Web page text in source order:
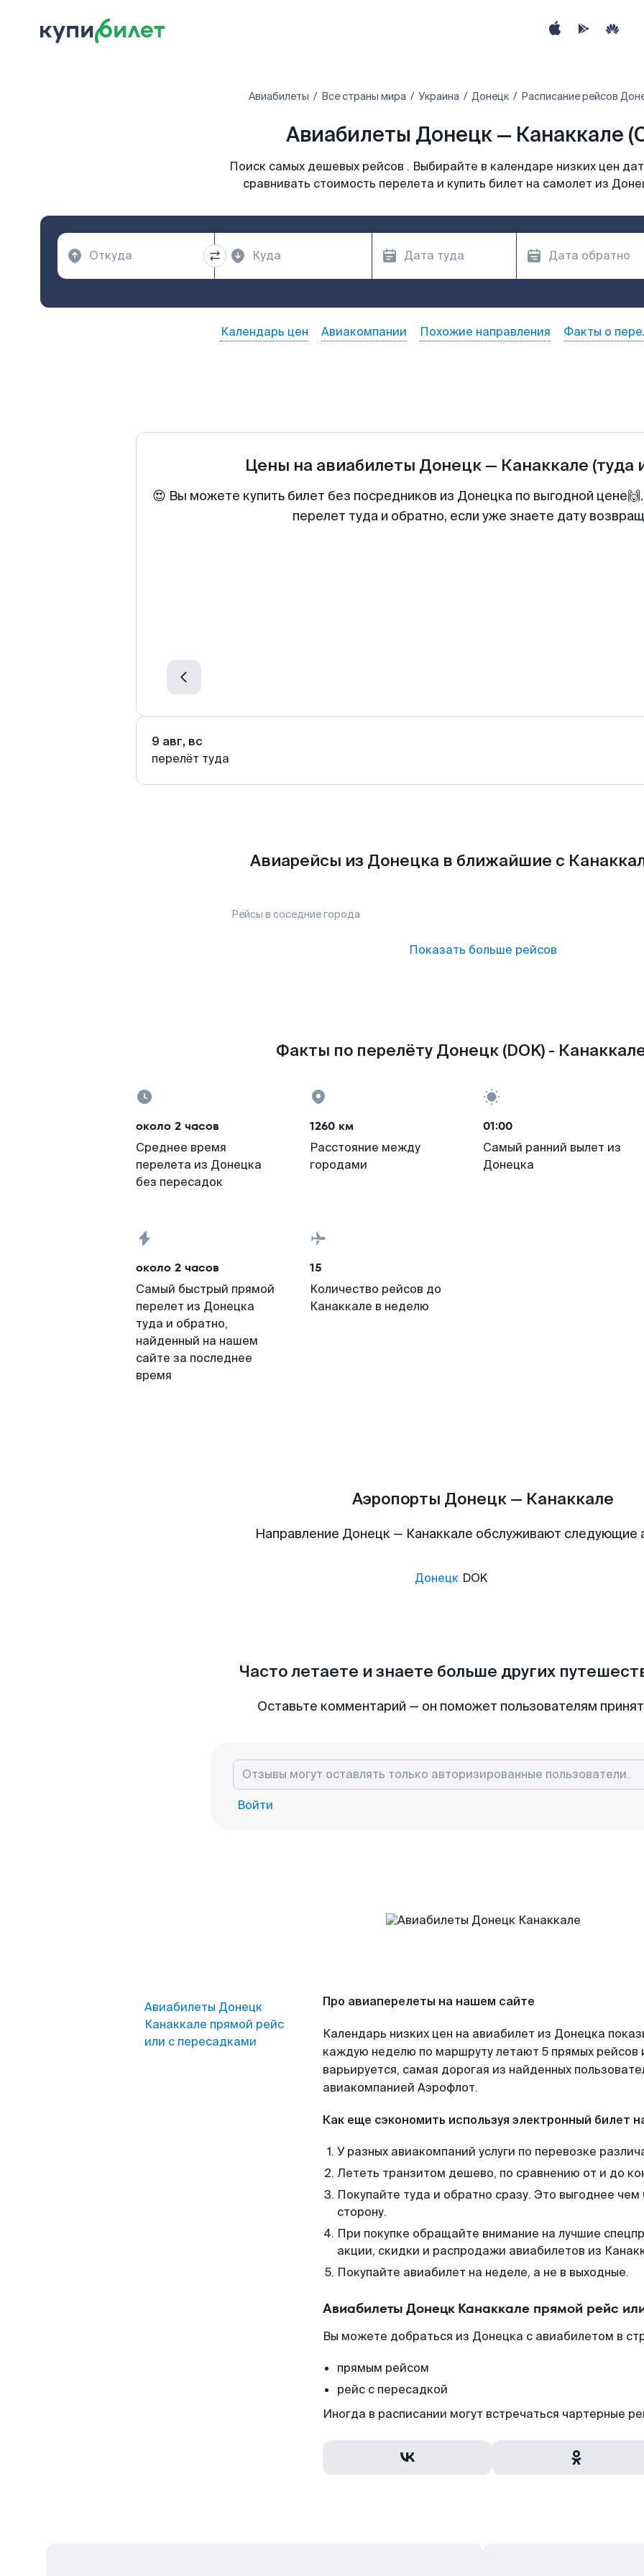
Авиабилеты Все страны мира Украина Донецк Расписание рейсов
Авиабилеты Донецк — Канаккале
Поиск самых дешевых рейсов . Выбирайте в календаре низких цен
сравнивать стоимость перелета и купить билет на самолет из
Календарь цен Авиакомпании Похожие направления Факты о
Цены на авиабилеты Донецк — Канаккале (туда
😍 Вы можете купить билет без посредников из Донецка по выгодной
перелет туда и обратно, если уже знаете дату
9 авг, вс
перелёт туда
Авиарейсы из Донецка в ближайшие с
Рейсы в соседние города
Показать больше рейсов
Факты по перелёту Донецк (DOK) -
около 2 часов
Среднее время
перелета из Донецка
без пересадок
1260 км
Расстояние между
городами
01:00
Самый ранний вылет из
Донецка
около 2 часов
Самый быстрый прямой
перелет из Донецка
туда и обратно,
найденный на нашем
сайте за последнее
время
15
Количество рейсов до
Канаккале в неделю
Аэропорты Донецк — Канаккале
Направление Донецк — Канаккале обслуживают следующие
Донецк DOK
Часто летаете и знаете больше других
Оставьте комментарий — он поможет пользователям
Войти
Авиабилеты Донецк
Канаккале прямой рейс
или с пересадками
Про авиаперелеты на нашем сайте
Календарь низких цен на авиабилет из Донецка
каждую неделю по маршруту летают 5 прямых рейсов
варьируется, самая дорогая из найденных
авиакомпанией Аэрофлот.
Как еще сэкономить используя электронный билет
У разных авиакомпаний услуги по перевозке
Лететь транзитом дешево, по сравнению от и до
Покупайте туда и обратно сразу. Это выгоднее
сторону.
При покупке обращайте внимание на лучшие
акции, скидки и распродажи авиабилетов из
Покупайте авиабилет на неделе, а не в выходные.
Авиабилеты Донецк Канаккале прямой рейс
Вы можете добраться из Донецка с авиабилетом в
прямым рейсом
рейс с пересадкой
Иногда в расписании могут встречаться чартерные